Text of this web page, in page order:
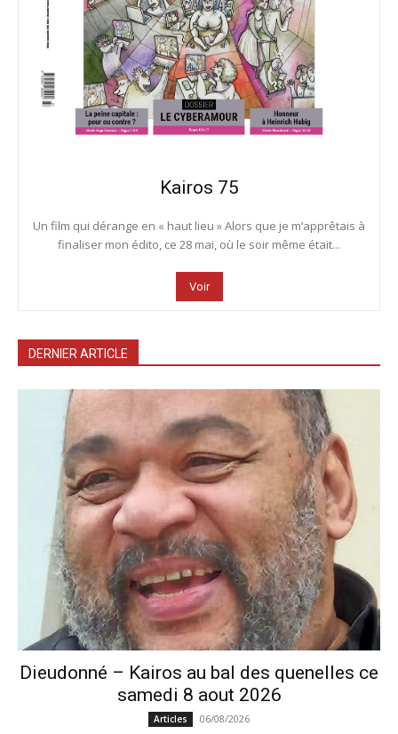
Kairos 75
Un film qui dérange en « haut lieu » Alors que je m’apprêtais à
finaliser mon édito, ce 28 mai, où le soir même était...
Voir
DERNIER ARTICLE
Dieudonné – Kairos au bal des quenelles ce
samedi 8 aout 2026
Articles 06/08/2026